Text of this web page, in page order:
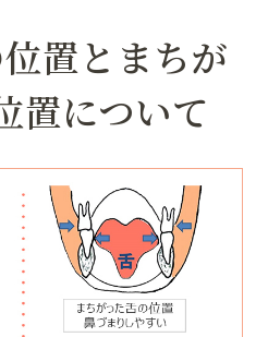
置とまちが
置について